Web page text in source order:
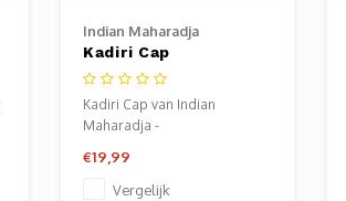
Indian Maharadja
Kadiri Cap
Kadiri Cap van Indian
Maharadja -
Verkrijgbaar bij Sportze
Baarn.
€19,99
Vergelijk